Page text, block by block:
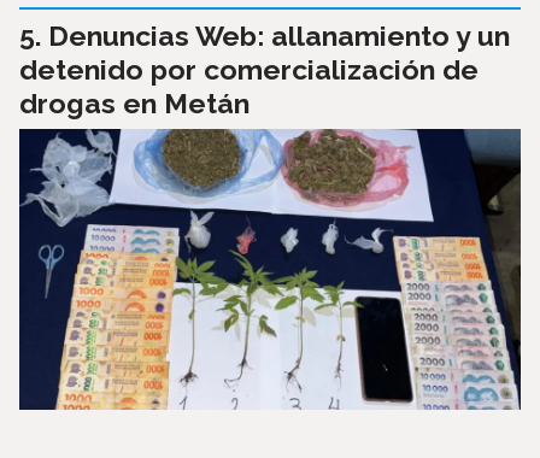
Denuncias Web: allanamiento y un
detenido por comercialización de
drogas en Metán